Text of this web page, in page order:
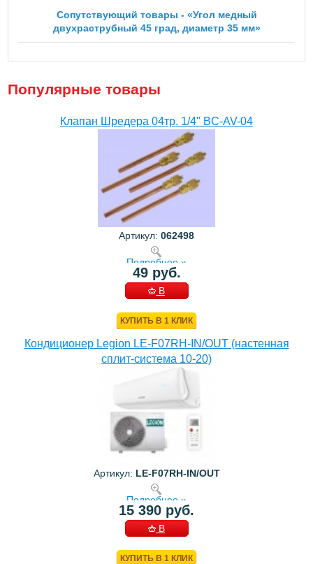
Сопутствующий товары - «Угол медный
двухраструбный 45 град, диаметр 35 мм»
Популярные товары
Клапан Шредера 04тр. 1/4" BC-AV-04
Артикул: 062498
Подробнее »
49 руб.
В
КУПИТЬ В 1 КЛИК
Кондиционер Legion LE-F07RH-IN/OUT (настенная
сплит-система 10-20)
Артикул: LE-F07RH-IN/OUT
Подробнее »
15 390 руб.
В
КУПИТЬ В 1 КЛИК